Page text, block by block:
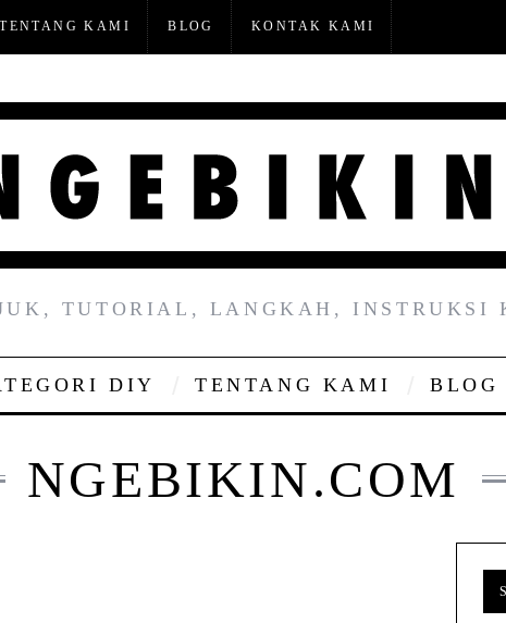
TENTANG KAMI BLOG KONTAK KAMI
TUTORIAL, LANGKAH, INSTRUKSI
DIY TENTANG KAMI BLOG
NGEBIKIN.COM